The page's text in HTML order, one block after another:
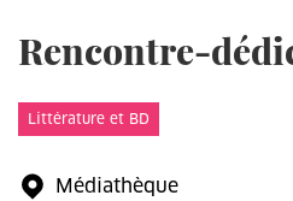
Rencontre-
Littérature et BD
Médiathèque